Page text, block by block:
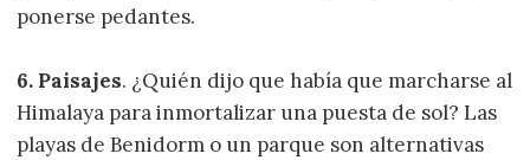
ponerse pedantes.
6. Paisajes. ¿Quién dijo que había que marcharse al
Himalaya para inmortalizar una puesta de sol? Las
playas de Benidorm o un parque son alternativas